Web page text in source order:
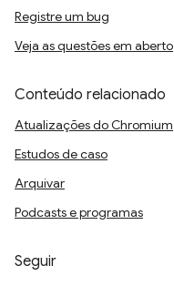
Registre um bug
Veja as questões em aberto
Conteúdo relacionado
Atualizações do Chromium
Estudos de caso
Arquivar
Podcasts e programas
Seguir